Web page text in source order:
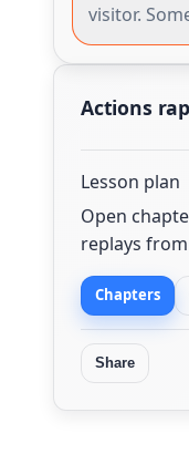
visitor.
Actions
Lesson plan
Open
replays
Chapters
Share